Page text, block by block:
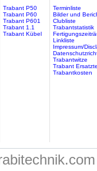
Trabant P50
Trabant P60
Trabant P601
Trabant 1.1
Trabant Kübel
Terminliste
Bilder und
Clubliste
Trabantstatistik
Linkliste
Impressum/
Trabantwitze
Trabant
Trabantkosten